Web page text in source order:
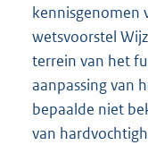
kennisgenomen
wetsvoorstel
terrein van het
aanpassing van
bepaalde niet
van